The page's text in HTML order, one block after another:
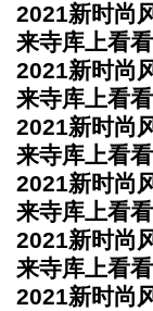
2021新时尚
来寺库上看
2021新时尚
来寺库上看
2021新时尚
来寺库上看
2021新时尚
来寺库上看
2021新时尚
来寺库上看
2021新时尚